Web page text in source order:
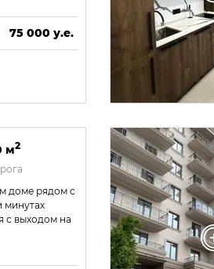
75 000 у.е.
3 225 000 ₴
м2
доме рядом с
минутах
с выходом на